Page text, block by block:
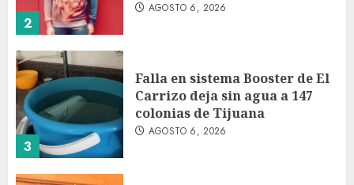
2
AGOSTO 6, 2026
3
Falla en sistema Booster de El
Carrizo deja sin agua a 147
colonias de Tijuana
AGOSTO 6, 2026